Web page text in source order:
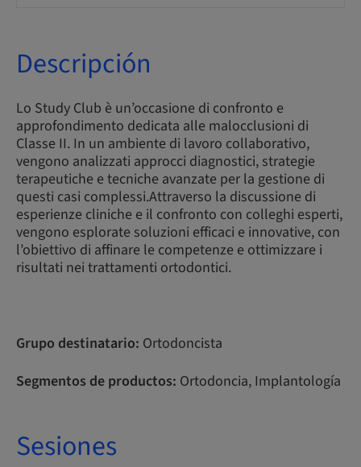
Descripción
Lo Study Club è un’occasione di confronto e
approfondimento dedicata alle malocclusioni di
Classe II. In un ambiente di lavoro collaborativo,
vengono analizzati approcci diagnostici, strategie
terapeutiche e tecniche avanzate per la gestione di
questi casi complessi.Attraverso la discussione di
esperienze cliniche e il confronto con colleghi esperti,
vengono esplorate soluzioni efficaci e innovative, con
l’obiettivo di affinare le competenze e ottimizzare i
risultati nei trattamenti ortodontici.
Grupo destinatario: Ortodoncista
Segmentos de productos: Ortodoncia, Implantología
Sesiones